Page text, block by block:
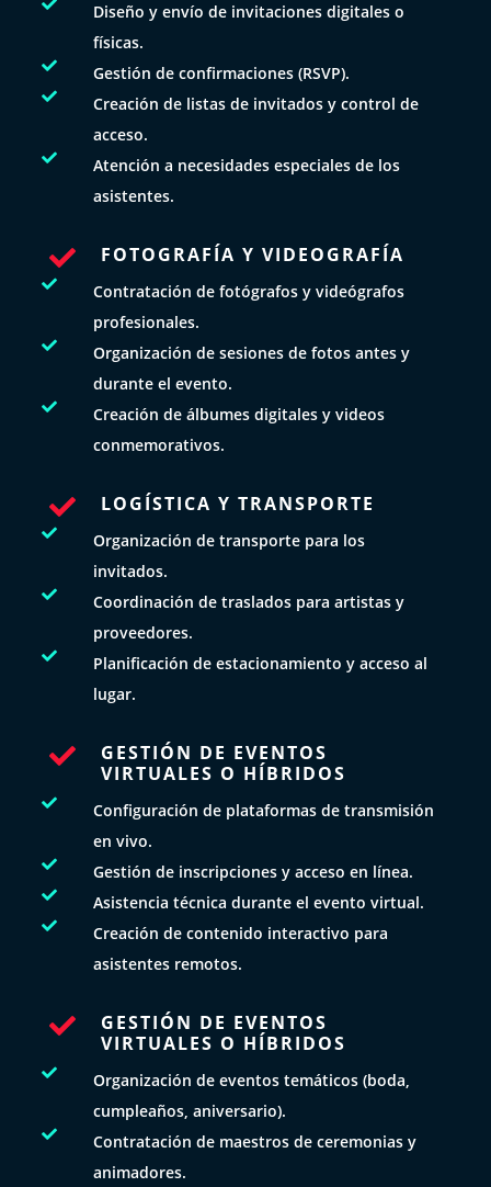

Diseño y envío de invitaciones digitales o
físicas.
 Gestión de confirmaciones (RSVP).

Creación de listas de invitados y control de
acceso.

Atención a necesidades especiales de los
asistentes.
 FOTOGRAFÍA Y VIDEOGRAFÍA

Contratación de fotógrafos y videógrafos
profesionales.

Organización de sesiones de fotos antes y
durante el evento.

Creación de álbumes digitales y videos
conmemorativos.
 LOGÍSTICA Y TRANSPORTE

Organización de transporte para los
invitados.

Coordinación de traslados para artistas y
proveedores.

Planificación de estacionamiento y acceso al
lugar.

GESTIÓN DE EVENTOS
VIRTUALES O HÍBRIDOS

Configuración de plataformas de transmisión
en vivo.
 Gestión de inscripciones y acceso en línea.
 Asistencia técnica durante el evento virtual.

Creación de contenido interactivo para
asistentes remotos.

GESTIÓN DE EVENTOS
VIRTUALES O HÍBRIDOS

Organización de eventos temáticos (boda,
cumpleaños, aniversario).

Contratación de maestros de ceremonias y
animadores.